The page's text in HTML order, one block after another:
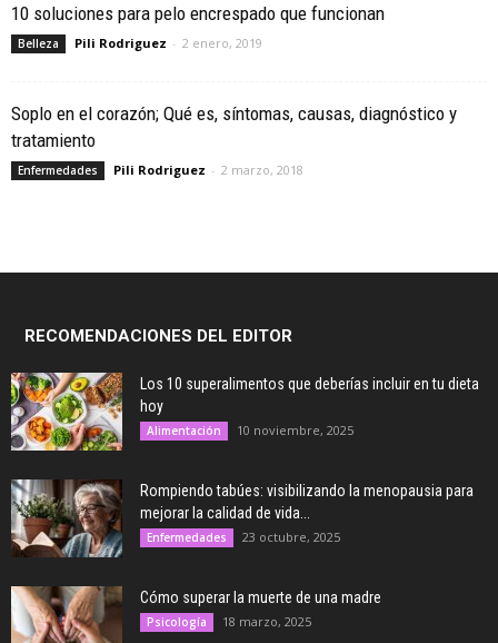
10 soluciones para pelo encrespado que funcionan
Belleza Pili Rodriguez - 2 enero, 2019
Soplo en el corazón; Qué es, síntomas, causas, diagnóstico y
tratamiento
Enfermedades Pili Rodriguez - 2 marzo, 2018
RECOMENDACIONES DEL EDITOR
Los 10 superalimentos que deberías incluir en tu dieta
hoy
Alimentación 10 noviembre, 2025
Rompiendo tabúes: visibilizando la menopausia para
mejorar la calidad de vida...
Enfermedades 23 octubre, 2025
Cómo superar la muerte de una madre
Psicología 18 marzo, 2025